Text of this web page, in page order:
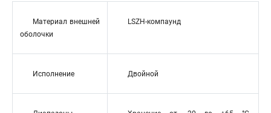
Материал внешней
оболочки
LSZH-компаунд
Исполнение Двойной